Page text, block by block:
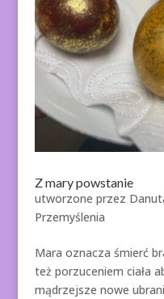
Z mary powstanie
utworzone przez
Przemyślenia
Mara oznacza śmierć
też porzuceniem ciała
mądrzejsze nowe